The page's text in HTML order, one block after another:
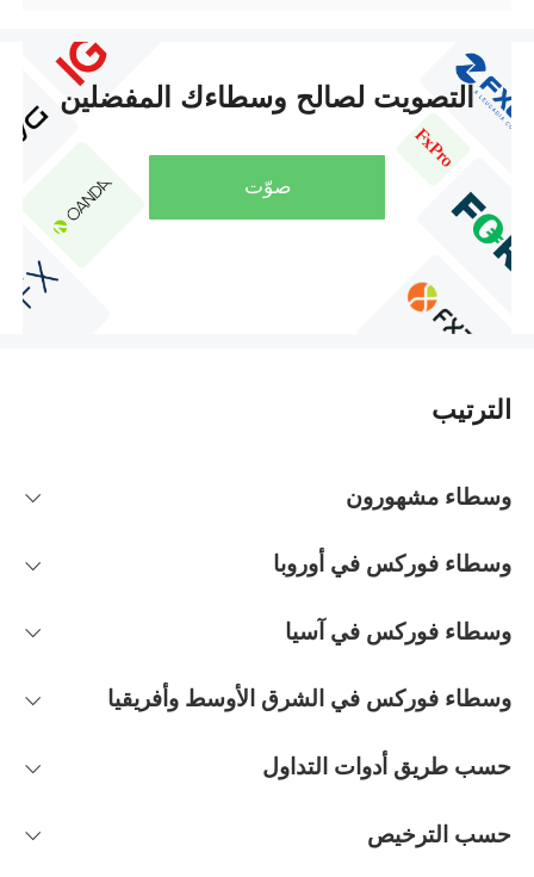
التصويت لصالح وسطاءك المفضلين
صوّت
الترتيب
وسطاء مشهورون
وسطاء فوركس في أوروبا
وسطاء فوركس في آسيا
وسطاء فوركس في الشرق الأوسط وأفريقيا
حسب طريق أدوات التداول
حسب الترخيص